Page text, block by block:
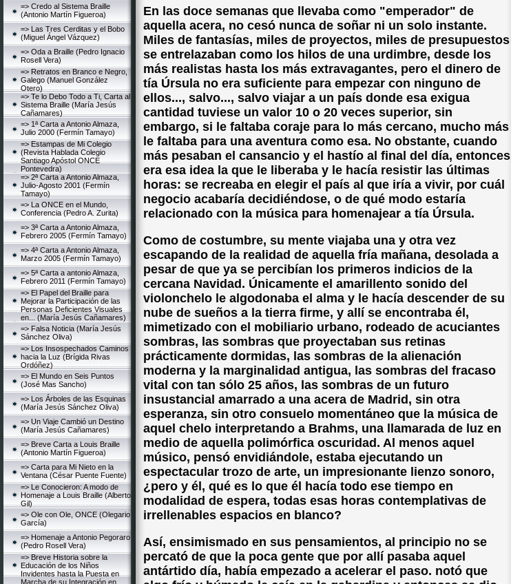
=> Credo al Sistema Braille
(Antonio Martín Figueroa)
=> Las Tres Cerditas y el Bobo
(Miguel Ángel Vázquez)
=> Oda a Braille (Pedro Ignacio
Rosell Vera)
=> Retratos en Branco e Negro,
Galego (Manuel González
Otero)
=> Te lo Debo Todo a Ti, Carta al
Sistema Braille (María Jesús
Cañamares)
=> 1ª Carta a Antonio Almaza,
Julio 2000 (Fermín Tamayo)
=> Estampas de Mi Colegio
(Revista Hablada Colegio
Santiago Apóstol ONCE
Pontevedra)
=> 2ª Carta a Antonio Almaza,
Julio-Agosto 2001 (Fermín
Tamayo)
=> La ONCE en el Mundo,
Conferencia (Pedro A. Zurita)
=> 3ª Carta a Antonio Almaza,
Febrero 2005 (Fermín Tamayo)
=> 4ª Carta a Antonio Almaza,
Marzo 2005 (Fermín Tamayo)
=> 5ª Carta a antonio Almaza,
Febrero 2011 (Fermín Tamayo)
=> El Papel del Braille para
Mejorar la Participación de las
Personas Deficientes Visuales
en... (María Jesús Cañamares)
=> Falsa Noticia (María Jesús
Sánchez Oliva)
=> Los Insospechados Caminos
hacia la Luz (Brígida Rivas
Ordóñez)
=> El Mundo en Seis Puntos
(José Mas Sancho)
=> Los Árboles de las Esquinas
(María Jesús Sánchez Oliva)
=> Un Viaje Cambió un Destino
(María Jesús Cañamares)
=> Breve Carta a Louis Braille
(Antonio Martín Figueroa)
=> Carta para Mi Nieto en la
Ventana (César Puente Fuente)
=> Le Conocieron: A modo de
Homenaje a Louis Braille (Alberto
Gil)
=> Ole con Ole, ONCE (Olegario
García)
=> Homenaje a Antonio Pegoraro
(Pedro Rosell Vera)
=> Breve Historia sobre la
Educación de los Niños
Invidentes hasta la Puesta en
Marcha de su Integración en
En las doce semanas que llevaba como "emperador" de
aquella acera, no cesó nunca de soñar ni un solo instante.
Miles de fantasías, miles de proyectos, miles de presupuestos
se entrelazaban como los hilos de una urdimbre, desde los
más realistas hasta los más extravagantes, pero el dinero de
tía Úrsula no era suficiente para empezar con ninguno de
ellos..., salvo..., salvo viajar a un país donde esa exigua
cantidad tuviese un valor 10 o 20 veces superior, sin
embargo, si le faltaba coraje para lo más cercano, mucho más
le faltaba para una aventura como esa. No obstante, cuando
más pesaban el cansancio y el hastío al final del día, entonces
era esa idea la que le liberaba y le hacía resistir las últimas
horas: se recreaba en elegir el país al que iría a vivir, por cuál
negocio acabaría decidiéndose, o de qué modo estaría
relacionado con la música para homenajear a tía Úrsula.
Como de costumbre, su mente viajaba una y otra vez
escapando de la realidad de aquella fría mañana, desolada a
pesar de que ya se percibían los primeros indicios de la
cercana Navidad. Únicamente el amarillento sonido del
violonchelo le algodonaba el alma y le hacía descender de su
nube de sueños a la tierra firme, y allí se encontraba él,
mimetizado con el mobiliario urbano, rodeado de acuciantes
sombras, las sombras que proyectaban sus retinas
prácticamente dormidas, las sombras de la alienación
moderna y la marginalidad antigua, las sombras del fracaso
vital con tan sólo 25 años, las sombras de un futuro
insustancial amarrado a una acera de Madrid, sin otra
esperanza, sin otro consuelo momentáneo que la música de
aquel chelo interpretando a Brahms, una llamarada de luz en
medio de aquella polimórfica oscuridad. Al menos aquel
músico, pensó envidiándole, estaba ejecutando un
espectacular trozo de arte, un impresionante lienzo sonoro,
¿pero y él, qué es lo que él hacía todo ese tiempo en
modalidad de espera, todas esas horas contemplativas de
irrellenables espacios en blanco?
Así, ensimismado en sus pensamientos, al principio no se
percató de que la poca gente que por allí pasaba aquel
antártido día, había empezado a acelerar el paso. notó que